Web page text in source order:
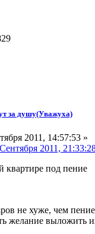
за душу(Уважуха)
2011, 14:57:53 »
2011,
квартире под пение
не хуже, чем
желание выложить